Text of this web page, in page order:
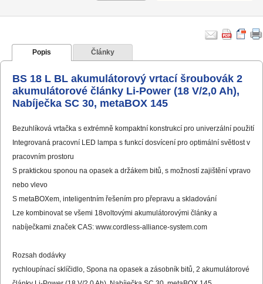
Popis Články
BS 18 L BL akumulátorový vrtací šroubovák 2
akumulátorové články Li-Power (18 V/2,0 Ah),
Nabíječka SC 30, metaBOX 145
Bezuhlíková vrtačka s extrémně kompaktní konstrukcí pro univerzální použití
Integrovaná pracovní LED lampa s funkcí dosvícení pro optimální světlost v
pracovním prostoru
S praktickou sponou na opasek a držákem bitů, s možností zajištění vpravo
nebo vlevo
S metaBOXem, inteligentním řešením pro přepravu a skladování
Lze kombinovat se všemi 18voltovými akumulátorovými články a
nabíječkami značek CAS: www.cordless-alliance-system.com
Rozsah dodávky
rychloupínací sklíčidlo, Spona na opasek a zásobník bitů, 2 akumulátorové